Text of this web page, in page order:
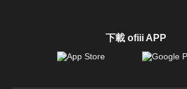
下載 ofiii APP